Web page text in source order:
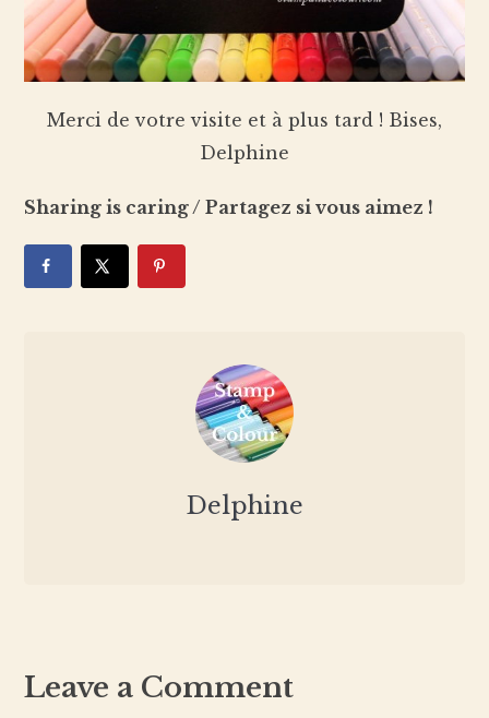
Merci de votre visite et à plus tard ! Bises,
Delphine
Sharing is caring / Partagez si vous aimez !
Delphine
Leave a Comment